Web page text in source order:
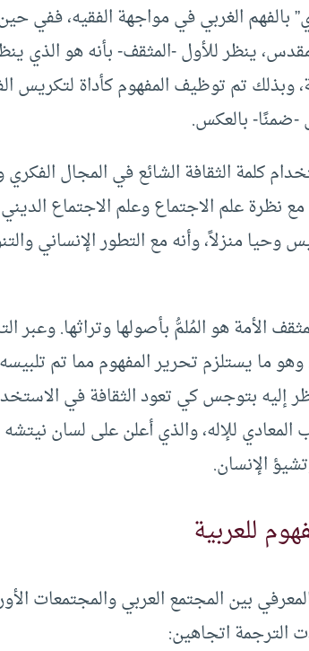
بالفهم الغربي في مواجهة الفقيه، ففي
ينظر للأول -المثقف- بأنه هو الذي
وبذلك تم توظيف المفهوم كأداة لتكريس
-ضمنًا- بالعكس.
كلمة الثقافة الشائع في المجال الفكري
نظرة علم الاجتماع وعلم الاجتماع
وحيا منزلاً، وأنه مع التطور الإنساني
الأمة هو المُلمُّ بأصولها وتراثها. وعبر
وهو ما يستلزم تحرير المفهوم مما تم
إليه بتوجس كي تعود الثقافة في
للإله، والذي أعلن على لسان
الإنسان.
للعربية
الترجمة اتجاهين: